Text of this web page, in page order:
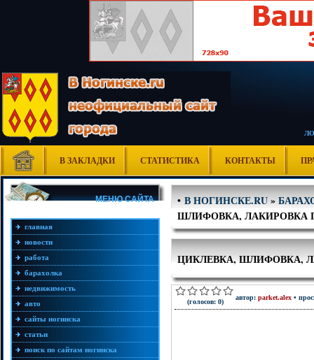
В ЗАКЛАДКИ СТАТИСТИКА КОНТАКТЫ
МЕНЮ САЙТА
главная
новости
работа
барахолка
недвижимость
авто
сайты ногинска
статьи
поиск по сайтам ногинска
•В НОГИНСКЕ.RU»
ШЛИФОВКА, ЛАКИРОВКА
ЦИКЛЕВКА, ШЛИФОВКА,
(голосов: 0)
автор: parket.alex •